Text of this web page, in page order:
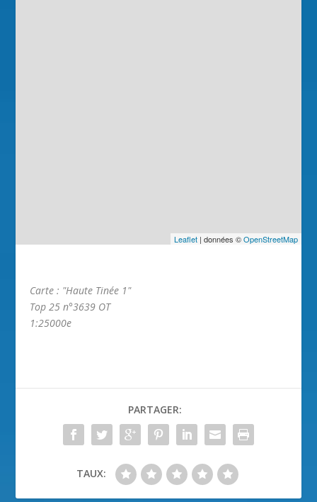
Leaflet| données ©OpenStreetMap
Carte : "Haute Tinée 1"
Top 25 n°3639 OT
1:25000e
PARTAGER:
TAUX: